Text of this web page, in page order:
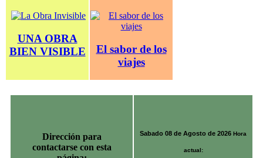
UNA OBRA
BIEN VISIBLE
El sabor de los
viajes
Dirección para
contactarse con esta
Sabado 08 de Agosto de 2026 Hora
actual: